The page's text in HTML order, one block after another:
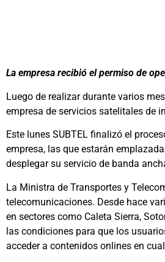
La empresa recibió el permiso de
Luego de realizar durante varios
empresa de servicios satelitales de
Este lunes SUBTEL finalizó el
empresa, las que estarán
desplegar su servicio de banda
La Ministra de Transportes y
telecomunicaciones. Desde hace
en sectores como Caleta Sierra,
las condiciones para que los
acceder a contenidos onlines en